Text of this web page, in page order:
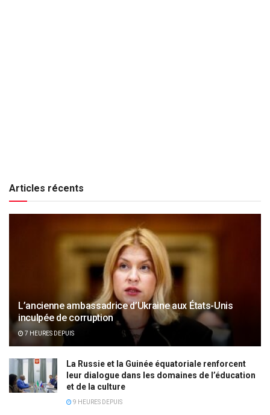
Articles récents
L’ancienne ambassadrice d’Ukraine aux États-Unis
inculpée de corruption
7 HEURES DEPUIS
La Russie et la Guinée équatoriale renforcent
leur dialogue dans les domaines de l’éducation
et de la culture
9 HEURES DEPUIS